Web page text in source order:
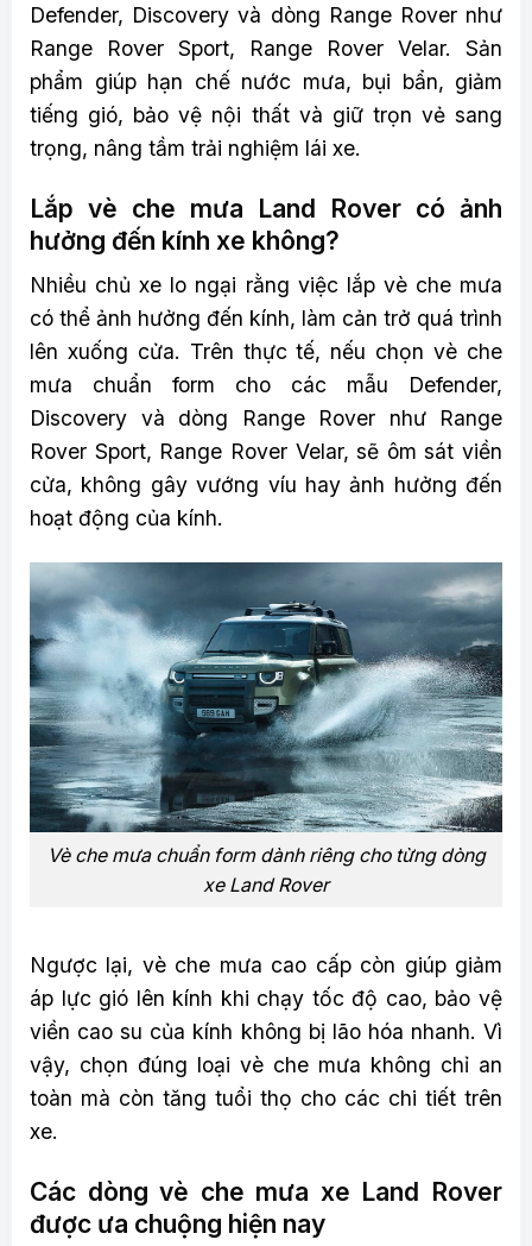
Defender, Discovery và dòng Range Rover như
Range Rover Sport, Range Rover Velar. Sản
phẩm giúp hạn chế nước mưa, bụi bẩn, giảm
tiếng gió, bảo vệ nội thất và giữ trọn vẻ sang
trọng, nâng tầm trải nghiệm lái xe.
Lắp vè che mưa Land Rover có ảnh
hưởng đến kính xe không?
Nhiều chủ xe lo ngại rằng việc lắp vè che mưa
có thể ảnh hưởng đến kính, làm cản trở quá trình
lên xuống cửa. Trên thực tế, nếu chọn vè che
mưa chuẩn form cho các mẫu Defender,
Discovery và dòng Range Rover như Range
Rover Sport, Range Rover Velar, sẽ ôm sát viền
cửa, không gây vướng víu hay ảnh hưởng đến
hoạt động của kính.
Vè che mưa chuẩn form dành riêng cho từng dòng
xe Land Rover
Ngược lại, vè che mưa cao cấp còn giúp giảm
áp lực gió lên kính khi chạy tốc độ cao, bảo vệ
viền cao su của kính không bị lão hóa nhanh. Vì
vậy, chọn đúng loại vè che mưa không chỉ an
toàn mà còn tăng tuổi thọ cho các chi tiết trên
xe.
Các dòng vè che mưa xe Land Rover
được ưa chuộng hiện nay